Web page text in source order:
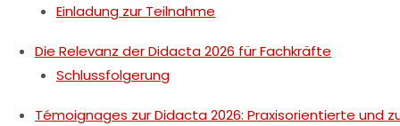
Einladung zur Teilnahme
Die Relevanz der Didacta 2026 für Fachkräfte
Schlussfolgerung
Témoignages zur Didacta 2026: Praxisorientierte und